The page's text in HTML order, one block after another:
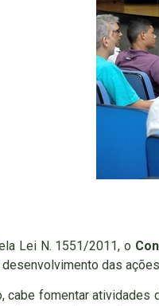
Lei N. 1551/2011, o
das
cabe fomentar